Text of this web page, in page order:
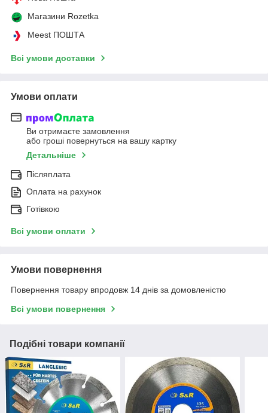
Магазини Rozetka
Meest ПОШТА
Всі умови доставки
Умови оплати
Ви отримаєте замовлення
або гроші повернуться на вашу картку
Детальніше
Післяплата
Оплата на рахунок
Готівкою
Всі умови оплати
Умови повернення
Повернення товару впродовж 14 днів за домовленістю
Всі умови повернення
Подібні товари компанії